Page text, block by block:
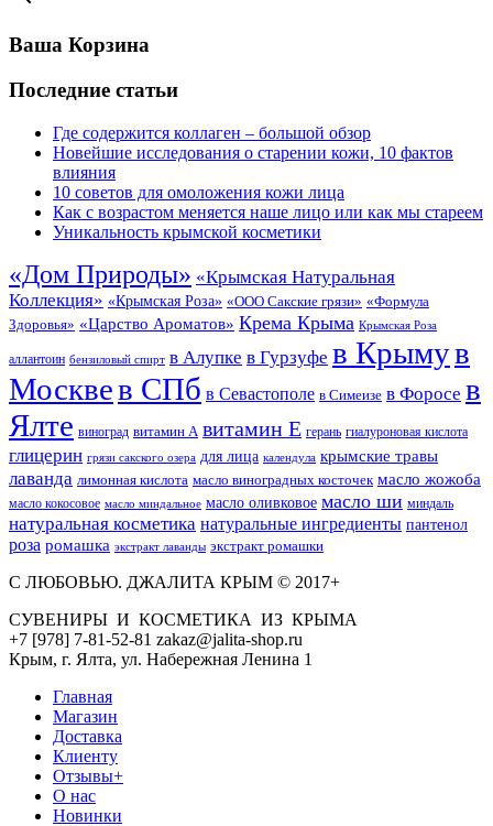
Ваша Корзина
Последние статьи
Где содержится коллаген – большой обзор
Новейшие исследования о старении кожи, 10 фактов
влияния
10 советов для омоложения кожи лица
Как с возрастом меняется наше лицо или как мы стареем
Уникальность крымской косметики
«Дом Природы» «Крымская Натуральная
Коллекция» «Крымская Роза» «ООО Сакские грязи» «Формула
Здоровья» «Царство Ароматов» Крема Крыма Крымская Роза
аллантоин бензиловый спирт в Алупке в Гурзуфе в Крымув
Москвев СПб в Севастополе в Симеизе в Форосе в
Ялте виноград витамин А витамин Е герань гиалуроновая кислота
глицерин грязи сакского озера для лица календула крымские травы
лаванда лимонная кислота масло виноградных косточек масло жожоба
масло кокосовое масло миндальное масло оливковое масло ши миндаль
натуральная косметика натуральные ингредиенты пантенол
роза ромашка экстракт лаванды экстракт ромашки
С ЛЮБОВЬЮ. ДЖАЛИТА КРЫМ © 2017+
СУВЕНИРЫ И КОСМЕТИКА ИЗ КРЫМА
+7 [978] 7-81-52-81 zakaz@jalita-shop.ru
Крым, г. Ялта, ул. Набережная Ленина 1
Главная
Магазин
Доставка
Клиенту
Отзывы+
О нас
Новинки